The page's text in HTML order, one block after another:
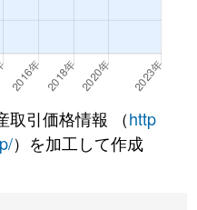
元町(札幌)
元町(札幌)
元町(札幌)
取引価格情報 （http
）を加工して作成